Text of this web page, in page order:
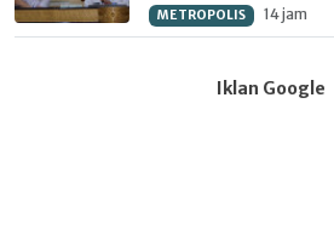
METROPOLIS 14 jam
Iklan Google